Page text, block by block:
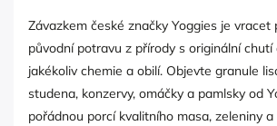
Závazkem české značky Yoggies je vracet
původní potravu z přírody s originální chutí
jakékoliv chemie a obilí. Objevte granule
studena, konzervy, omáčky a pamlsky od
pořádnou porcí kvalitního masa, zeleniny a